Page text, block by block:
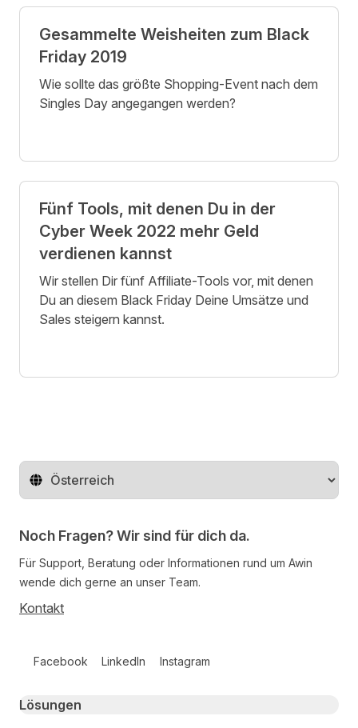
Gesammelte Weisheiten zum Black
Friday 2019
Wie sollte das größte Shopping-Event nach dem
Singles Day angegangen werden?
Fünf Tools, mit denen Du in der
Cyber Week 2022 mehr Geld
verdienen kannst
Wir stellen Dir fünf Affiliate-Tools vor, mit denen
Du an diesem Black Friday Deine Umsätze und
Sales steigern kannst.
Region ändern
Noch Fragen? Wir sind für dich da.
Für Support, Beratung oder Informationen rund um Awin
wende dich gerne an unser Team.
Kontakt
Facebook LinkedIn Instagram
Primary footer navigation
Lösungen